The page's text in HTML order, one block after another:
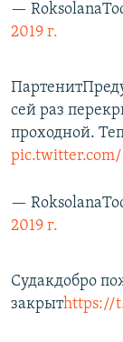
—
2019 г.
сей раз
проходной.
pic.twitter.com/
—
2019 г.
Судакдобро
закрытhttps://